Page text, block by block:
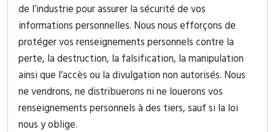
de l’industrie pour assurer la sécurité de vos
informations personnelles. Nous nous efforçons de
protéger vos renseignements personnels contre la
perte, la destruction, la falsification, la manipulation
ainsi que l’accès ou la divulgation non autorisés. Nous
ne vendrons, ne distribuerons ni ne louerons vos
renseignements personnels à des tiers, sauf si la loi
nous y oblige.